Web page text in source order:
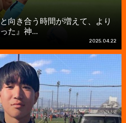
向き合う時間が増えて、より
た』神...
2025.04.22